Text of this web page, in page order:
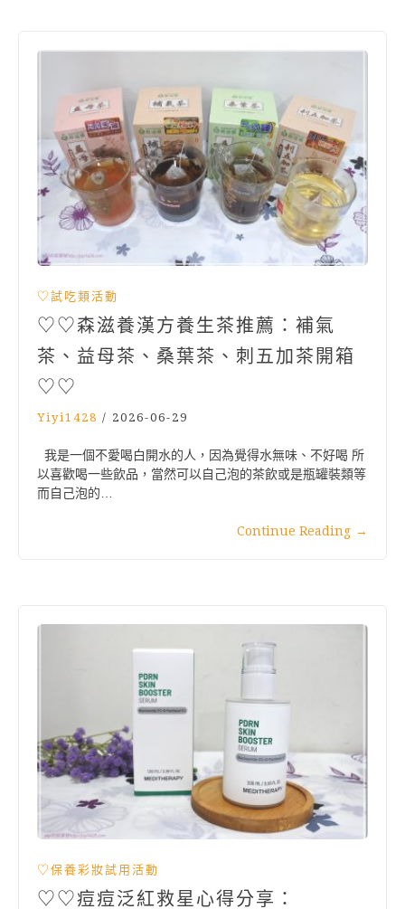
♡試吃類活動
♡♡森滋養漢方養生茶推薦：補氣
茶、益母茶、桑葉茶、刺五加茶開箱
♡♡
Yiyi1428 / 2026-06-29
我是一個不愛喝白開水的人，因為覺得水無味、不好喝 所
以喜歡喝一些飲品，當然可以自己泡的茶飲或是瓶罐裝類等
而自己泡的…
Continue Reading →
♡保養彩妝試用活動
♡♡痘痘泛紅救星心得分享：